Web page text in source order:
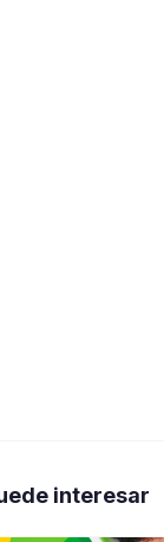
interesar